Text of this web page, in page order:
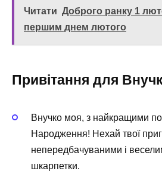
Читати Доброго ранку 1
першим днем лютого
Привітання для
Внучко моя, з найкращими
Народження! Нехай твої
непередбачуваними і
шкарпетки.